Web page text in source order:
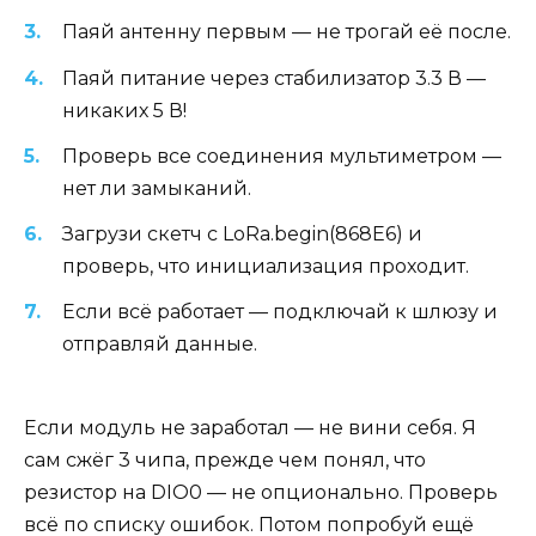
Паяй антенну первым — не трогай её после.
Паяй питание через стабилизатор 3.3 В —
никаких 5 В!
Проверь все соединения мультиметром —
нет ли замыканий.
Загрузи скетч с LoRa.begin(868E6) и
проверь, что инициализация проходит.
Если всё работает — подключай к шлюзу и
отправляй данные.
Если модуль не заработал — не вини себя. Я
сам сжёг 3 чипа, прежде чем понял, что
резистор на DIO0 — не опционально. Проверь
всё по списку ошибок. Потом попробуй ещё